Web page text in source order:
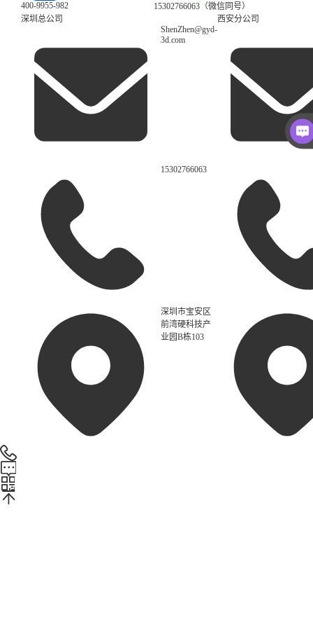
400-9955-982
15302766063（微信同号）
深圳总公司
ShenZhen@gyd-
3d.com
15302766063
深圳市宝安区
前湾硬科技产
业园B栋103
西安分公司